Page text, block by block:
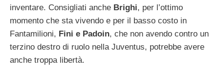
inventare. Consigliati anche Brighi, per l’ottimo
momento che sta vivendo e per il basso costo in
Fantamilioni, Fini e Padoin, che non avendo contro un
terzino destro di ruolo nella Juventus, potrebbe avere
anche troppa libertà.